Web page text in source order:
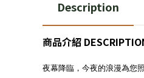
Description
商品介紹
夜幕降臨，今夜的浪漫為您